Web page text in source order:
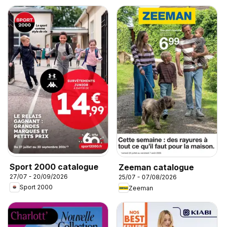
Sport 2000 catalogue
27/07 - 20/09/2026
Sport 2000
Zeeman catalogue
25/07 - 07/08/2026
Zeeman